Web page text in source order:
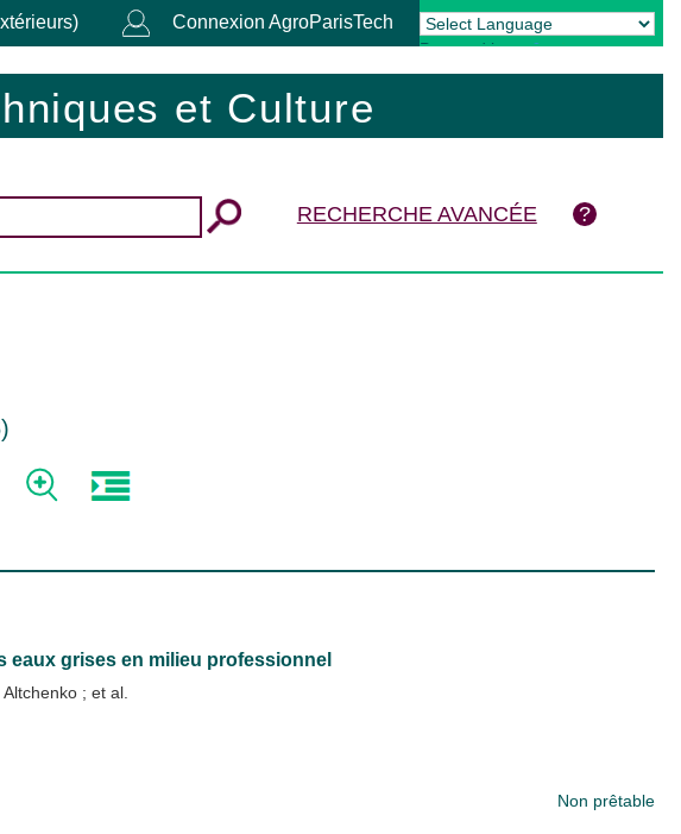
Connexion AgroParisTech
Powered by Translate
et Culture
RECHERCHE AVANCÉE
)
grises en milieu professionnel
Altchenko ; et al.
Non prêtable